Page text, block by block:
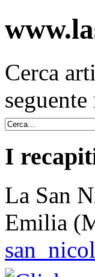
Cerca
I
La San
Emilia